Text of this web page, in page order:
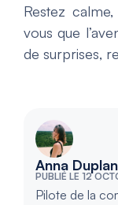
Restez
vous que
de surprises,
Anna
PUBLIÉ LE 12
Pilote de la